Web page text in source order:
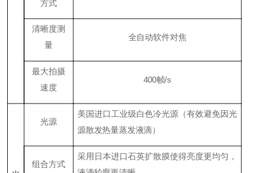
方式
清晰度测
量
全自动软件对焦
最大拍摄
速度
400帧/s
光源
美国进口工业级白色冷光源（有效避免因光
源散发热量蒸发液滴）
组合方式
采用日本进口石英扩散膜使得亮度更均匀，